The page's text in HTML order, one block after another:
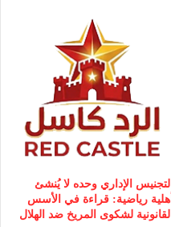
التجنيس الإداري وحده لا يُنشئ
أهلية رياضية: قراءة في الأسس
القانونية لشكوى المريخ ضد الهلال